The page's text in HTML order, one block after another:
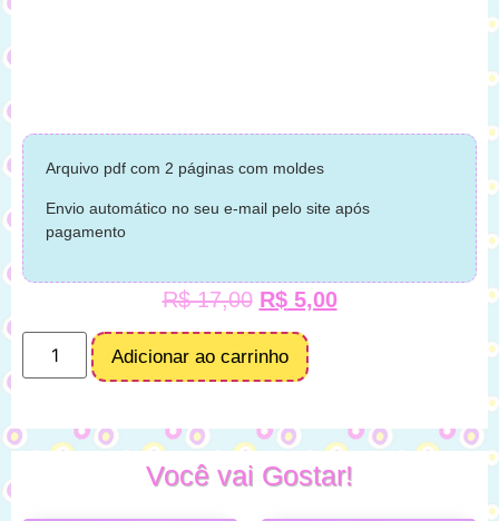
Arquivo pdf com 2 páginas com moldes
Envio automático no seu e-mail pelo site após
pagamento
R$17,00 R$5,00
Adicionar ao carrinho
Você vai Gostar!